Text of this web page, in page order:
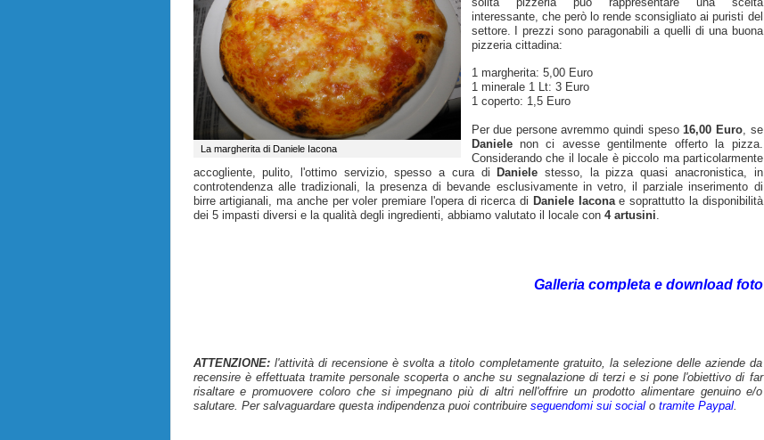
La margherita di Daniele Iacona
interessante, che però lo rende sconsigliato ai puristi del
settore. I prezzi sono paragonabili a quelli di una buona
pizzeria cittadina:
1 margherita: 5,00 Euro
1 minerale 1 Lt: 3 Euro
1 coperto: 1,5 Euro
Per due persone avremmo quindi speso16,00 Euro, se
Danielenon ci avesse gentilmente offerto la pizza.
Considerando che il locale è piccolo ma particolarmente
accogliente, pulito, l'ottimo servizio, spesso a cura di
Daniele stesso, la pizza quasi anacronistica, in
controtendenza alle tradizionali, la presenza di bevande esclusivamente in vetro, il parziale inserimento di
birre artigianali, ma anche per voler premiare l'opera di ricerca di Daniele Iaconae soprattutto la disponibilità
dei 5 impasti diversi e la qualità degli ingredienti, abbiamo valutato il locale con 4 artusini.
Galleria completa e download foto
ATTENZIONE:l'attività di recensione è svolta a titolo completamente gratuito, la selezione delle aziende da
recensire è effettuata tramite personale scoperta o anche su segnalazione di terzi e si pone l'obiettivo di far
risaltare e promuovere coloro che si impegnano più di altri nell'offrire un prodotto alimentare genuino e/o
salutare. Per salvaguardare questa indipendenza puoi contribuire seguendomi sui socialo tramite Paypal.